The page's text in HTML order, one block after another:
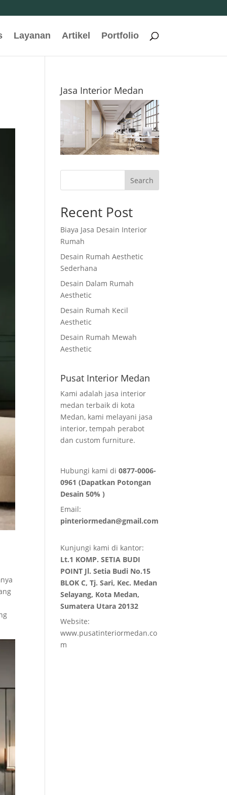
Layanan Artikel Portfolio
Jasa Interior Medan
Search
Recent Post
Biaya Jasa Desain Interior
Rumah
Desain Rumah Aesthetic
Sederhana
Desain Dalam Rumah
Aesthetic
Desain Rumah Kecil
Aesthetic
Desain Rumah Mewah
Aesthetic
Pusat Interior Medan
Kami adalah jasa interior
medan terbaik di kota
Medan, kami melayani jasa
interior, tempah perabot
dan custom furniture.
Hubungi kami di0877-0006-
0961 (Dapatkan Potongan
Desain 50% )
Email:
pinteriormedan@gmail.com
Kunjungi kami di kantor:
Lt.1 KOMP. SETIA BUDI
POINT Jl. Setia Budi No.15
BLOK C, Tj. Sari, Kec. Medan
Selayang, Kota Medan,
Sumatera Utara 20132
Website:
www.pusatinteriormedan.co
m